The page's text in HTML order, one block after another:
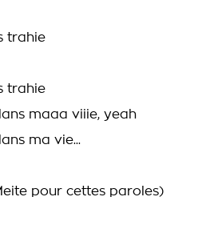
trahie
trahie
maaa viiie, yeah
ma vie...
pour cettes paroles)